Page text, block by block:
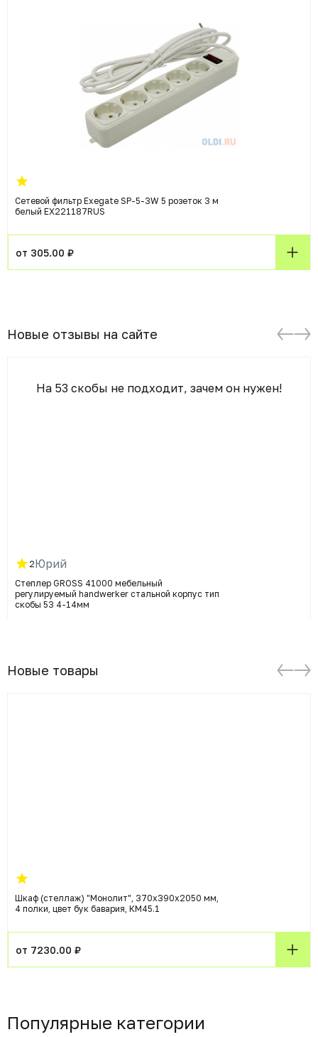
Сетевой фильтр Exegate SP-5-3W 5 розеток 3 м
белый EX221187RUS
от 305.00 ₽
Новые отзывы на сайте
На 53 скобы не подходит, зачем он нужен!
2Юрий
Степлер GROSS 41000 мебельный
регулируемый handwerker стальной корпус тип
скобы 53 4-14мм
Новые товары
Шкаф (стеллаж) "Монолит", 370х390х2050 мм,
4 полки, цвет бук бавария, КМ45.1
от 7230.00 ₽
Популярные категории